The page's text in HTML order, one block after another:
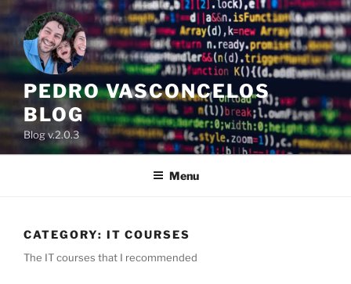
Skip
content
PEDRO VASCONCELOS
BLOG
Blog v.2.0.3
Menu
CATEGORY: IT COURSES
The IT courses that I recommended